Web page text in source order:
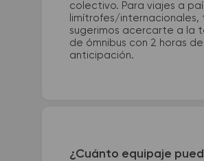
colectivo. Para viajes a
limítrofes/internacionales,
sugerimos acercarte a la
de ómnibus con 2 horas de
anticipación.
¿Cuánto equipaje